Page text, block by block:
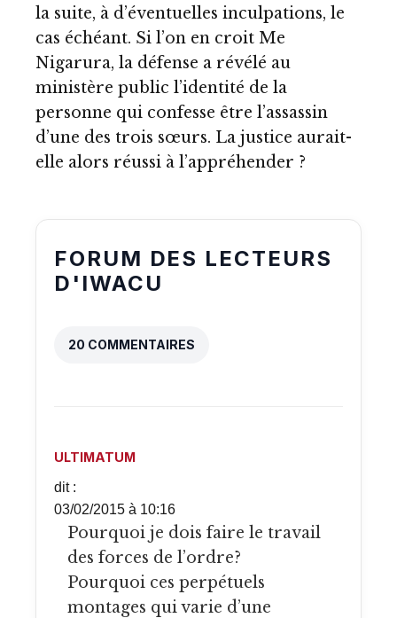
la suite, à d’éventuelles inculpations, le
cas échéant. Si l’on en croit Me
Nigarura, la défense a révélé au
ministère public l’identité de la
personne qui confesse être l’assassin
d’une des trois sœurs. La justice aurait-
elle alors réussi à l’appréhender ?
FORUM DES LECTEURS
D'IWACU
20 COMMENTAIRES
ULTIMATUM
dit :
03/02/2015 à 10:16
Pourquoi je dois faire le travail
des forces de l’ordre?
Pourquoi ces perpétuels
montages qui varie d’une